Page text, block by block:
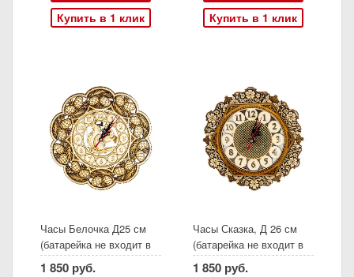
Купить в 1 клик
Купить в 1 клик
Часы Белочка Д25 см
(батарейка не входит в
комплект)
1 850 руб.
Часы Сказка, Д 26 см
(батарейка не входит в
комплект)
1 850 руб.